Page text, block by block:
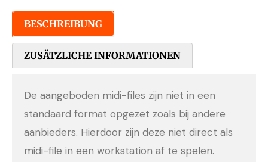
BESCHREIBUNG
ZUSÄTZLICHE INFORMATIONEN
De aangeboden midi-files zijn niet in een
standaard format opgezet zoals bij andere
aanbieders. Hierdoor zijn deze niet direct als
midi-file in een workstation af te spelen.